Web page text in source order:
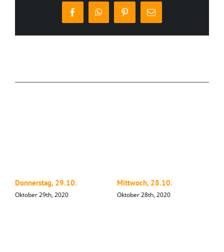
FacebookWhatsAppPinterest
E-
Mail
Donnerstag, 29.10.
Oktober 29th, 2020
Mittwoch, 28.10.
Oktober 28th, 2020